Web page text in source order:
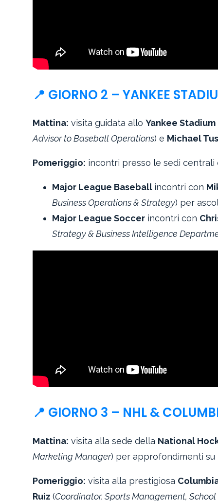
📍 GIORNO 2 – YANKEE
Mattina: visita guidata alloYankee Stadium
Advisor to Baseball Operations) e Michael
Pomeriggio: incontri presso le sedi centrali
Major League Baseball incontri con
Business Operations & Strategy) per
Major League Soccer incontri con
Strategy & Business Intelligence
📍 GIORNO 3 – NHL &
Mattina: visita alla sede della National
Marketing Manager) per approfondimenti
Pomeriggio: visita alla prestigiosa
Ruiz(Coordinator, Sports Management,